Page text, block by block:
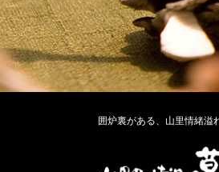
囲炉裏がある、山里情緒溢